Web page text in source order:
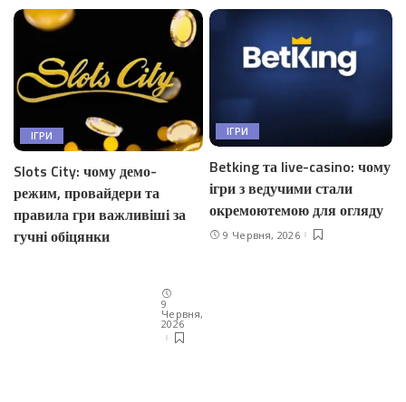
ІГРИ
Slots City: чому демо-
режим, провайдери та
правила гри важливіші за
гучні обіцянки
9
Червня,
2026
ІГРИ
Betking та live-casino: чому
ігри з ведучими стали
окремоютемою для огляду
9 Червня, 2026